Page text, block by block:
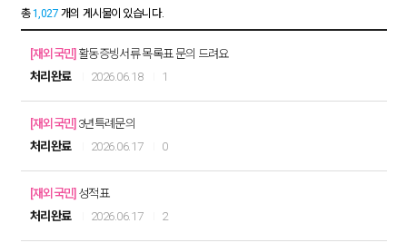
총1,027 개의 게시물이 있습니다.
[재외국민] 활동증빙서류 목록표 문의 드려요
처리완료
2026.06.18 1
[재외국민] 3년특례문의
처리완료
2026.06.17 0
[재외국민] 성적표
처리완료
2026.06.17 2